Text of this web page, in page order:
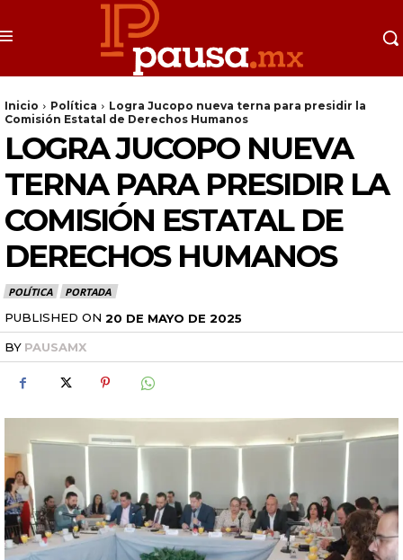
Inicio Política
Logra Jucopo nueva terna para presidir la
Comisión Estatal de Derechos Humanos
LOGRA JUCOPO NUEVA
TERNA PARA PRESIDIR LA
COMISIÓN ESTATAL DE
DERECHOS HUMANOS
POLÍTICA PORTADA
PUBLISHED ON 20 DE MAYO DE 2025
BY PAUSAMX